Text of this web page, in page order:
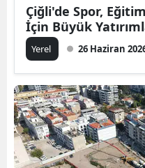
Çiğli'de Spor,
İçin Büyük
Yerel 26 Haziran